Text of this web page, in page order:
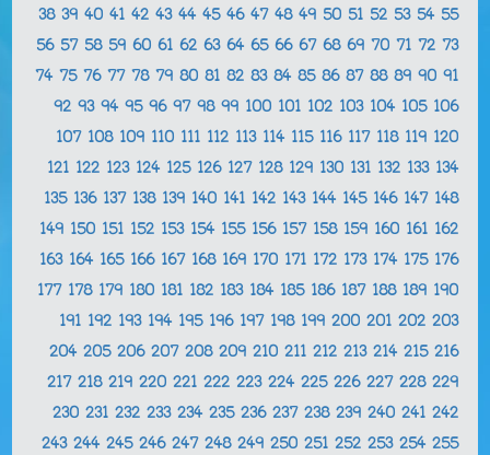
38 39 40 41 42 43 44 45 46 47 48 49 50 51 52 53 54 55
56 57 58 59 60 61 62 63 64 65 66 67 68 69 70 71 72 73
74 75 76 77 78 79 80 81 82 83 84 85 86 87 88 89 90 91
92 93 94 95 96 97 98 99 100 101 102 103 104 105 106
107 108 109 110 111 112 113 114 115 116 117 118 119 120
121 122 123 124 125 126 127 128 129 130 131 132 133 134
135 136 137 138 139 140 141 142 143 144 145 146 147 148
149 150 151 152 153 154 155 156 157 158 159 160 161 162
163 164 165 166 167 168 169 170 171 172 173 174 175 176
177 178 179 180 181 182 183 184 185 186 187 188 189 190
191 192 193 194 195 196 197 198 199 200 201 202 203
204 205 206 207 208 209 210 211 212 213 214 215 216
217 218 219 220 221 222 223 224 225 226 227 228 229
230 231 232 233 234 235 236 237 238 239 240 241 242
243 244 245 246 247 248 249 250 251 252 253 254 255